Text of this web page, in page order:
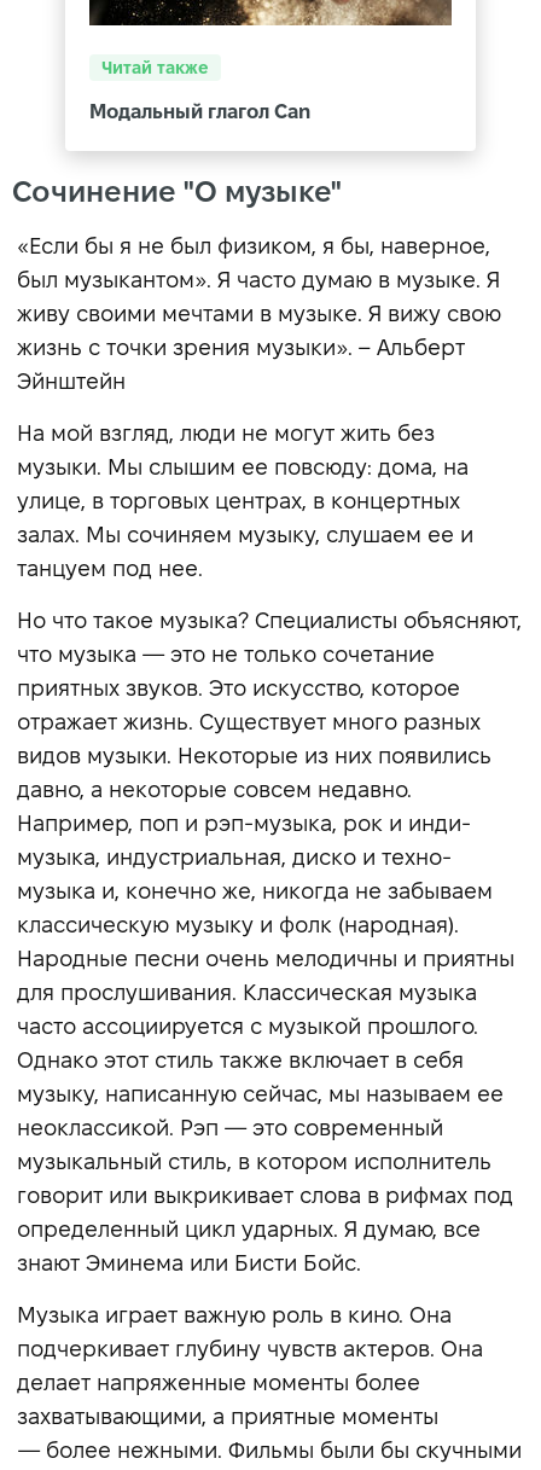
Читай также
Модальный глагол Can
Сочинение "О музыке"
«Если бы я не был физиком, я бы, наверное,
был музыкантом». Я часто думаю в музыке. Я
живу своими мечтами в музыке. Я вижу свою
жизнь с точки зрения музыки». – Альберт
Эйнштейн
На мой взгляд, люди не могут жить без
музыки. Мы слышим ее повсюду: дома, на
улице, в торговых центрах, в концертных
залах. Мы сочиняем музыку, слушаем ее и
танцуем под нее.
Но что такое музыка? Специалисты объясняют,
что музыка — это не только сочетание
приятных звуков. Это искусство, которое
отражает жизнь. Существует много разных
видов музыки. Некоторые из них появились
давно, а некоторые совсем недавно.
Например, поп и рэп-музыка, рок и инди-
музыка, индустриальная, диско и техно-
музыка и, конечно же, никогда не забываем
классическую музыку и фолк (народная).
Народные песни очень мелодичны и приятны
для прослушивания. Классическая музыка
часто ассоциируется с музыкой прошлого.
Однако этот стиль также включает в себя
музыку, написанную сейчас, мы называем ее
неоклассикой. Рэп — это современный
музыкальный стиль, в котором исполнитель
говорит или выкрикивает слова в рифмах под
определенный цикл ударных. Я думаю, все
знают Эминема или Бисти Бойс.
Музыка играет важную роль в кино. Она
подчеркивает глубину чувств актеров. Она
делает напряженные моменты более
захватывающими, a приятные моменты
— более нежными. Фильмы были бы скучными